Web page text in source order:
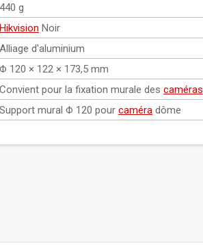
440 g
Hikvision Noir
Alliage d'aluminium
Φ 120 × 122 × 173,5 mm
Convient pour la fixation murale des caméras
Support mural Φ 120 pour caméra dôme